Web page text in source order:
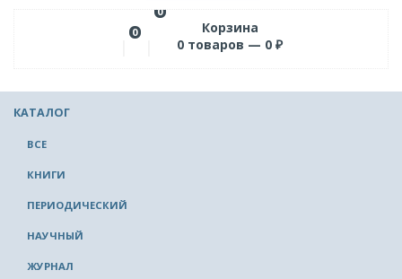
0
0
Корзина
0 товаров — 0 ₽
КАТАЛОГ
ВСЕ
КНИГИ
ПЕРИОДИЧЕСКИЙ
НАУЧНЫЙ
ЖУРНАЛ